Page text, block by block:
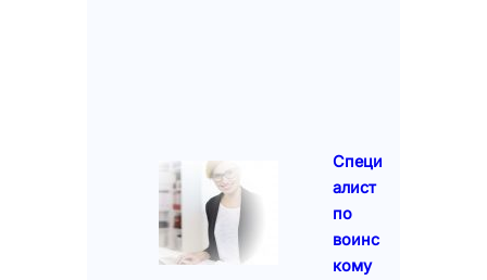
Специ
алист
по
воинс
кому